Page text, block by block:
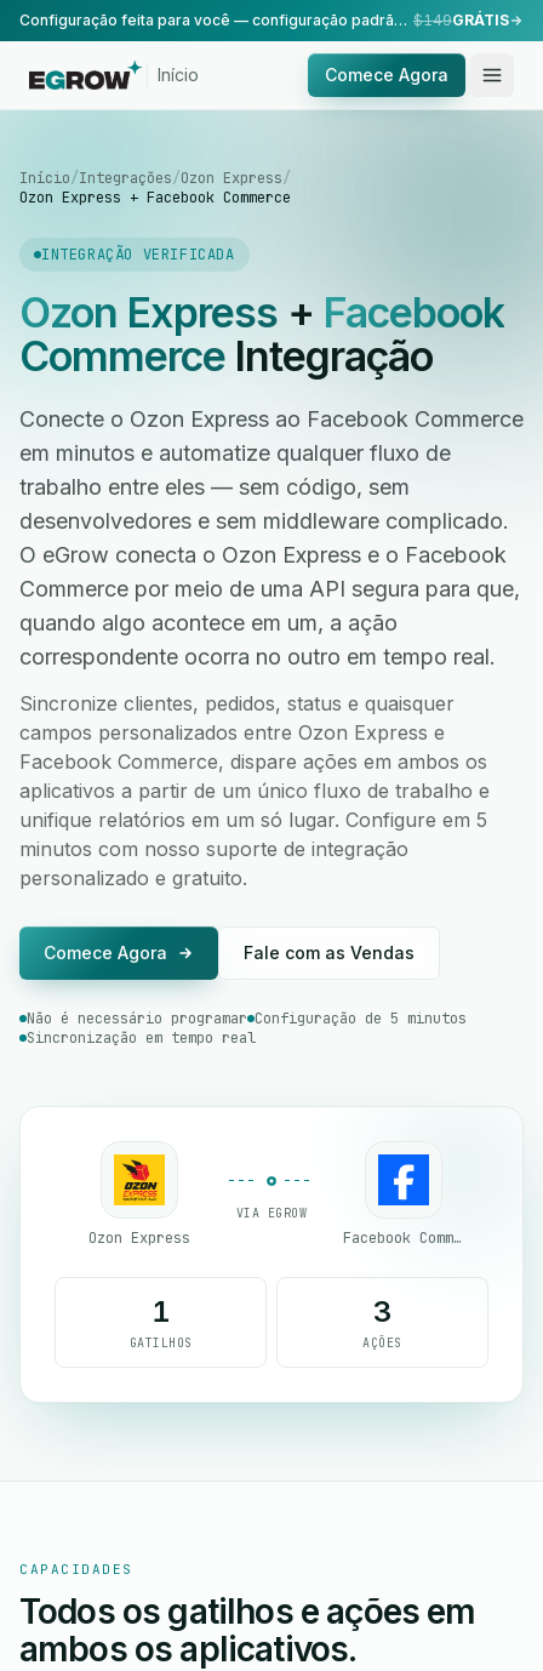
Configuração feita para você — configuração padrão, realizada pela nossa equipe. $149GRÁTIS
Início Comece Agora
Início/Integrações/Ozon Express/
Ozon Express + Facebook Commerce
INTEGRAÇÃO VERIFICADA
Ozon Express+ Facebook
CommerceIntegração
Conecte o Ozon Express ao Facebook Commerce
em minutos e automatize qualquer fluxo de
trabalho entre eles — sem código, sem
desenvolvedores e sem middleware complicado.
O eGrow conecta o Ozon Express e o Facebook
Commerce por meio de uma API segura para que,
quando algo acontece em um, a ação
correspondente ocorra no outro em tempo real.
Sincronize clientes, pedidos, status e quaisquer
campos personalizados entre Ozon Express e
Facebook Commerce, dispare ações em ambos os
aplicativos a partir de um único fluxo de trabalho e
unifique relatórios em um só lugar. Configure em 5
minutos com nosso suporte de integração
personalizado e gratuito.
Comece Agora Fale com as Vendas
Não é necessário programar Configuração de 5 minutos
Sincronização em tempo real
Ozon Express
VIA EGROW
Facebook Commerce
1
GATILHOS
3
AÇÕES
CAPACIDADES
Todos os gatilhos e ações em
ambos os aplicativos.